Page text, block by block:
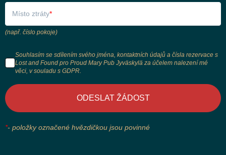
Místo ztráty
(např. číslo pokoje)
Souhlasím se sdílením svého jména, kontaktních údajů a čísla rezervace s
Lost and Found pro Proud Mary Pub Jyväskylä za účelem nalezení mé
věci, v souladu s GDPR.
ODESLAT ŽÁDOST
*- položky označené hvězdičkou jsou povinné